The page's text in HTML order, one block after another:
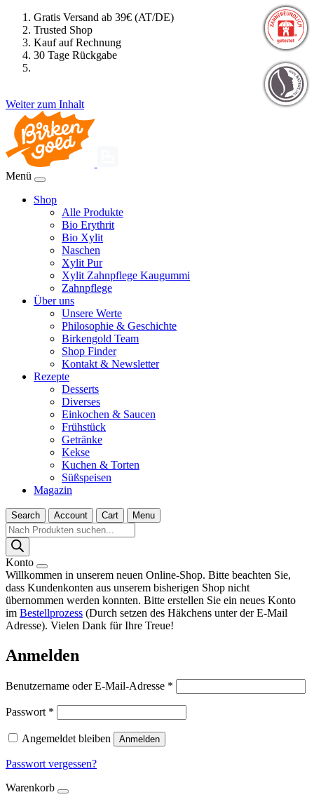
Gratis Versand ab 39€ (AT/DE)
Trusted Shop
Kauf auf Rechnung
30 Tage Rückgabe
Weiter zum Inhalt
Menü
Shop
Alle Produkte
Bio Erythrit
Bio Xylit
Naschen
Xylit Pur
Xylit Zahnpflege Kaugummi
Zahnpflege
Über uns
Unsere Werte
Philosophie & Geschichte
Birkengold Team
Shop Finder
Kontakt & Newsletter
Rezepte
Desserts
Diverses
Einkochen & Saucen
Frühstück
Getränke
Kekse
Kuchen & Torten
Süßspeisen
Magazin
Search Account Cart Menu
Products
search
Konto
Willkommen in unserem neuen Online-Shop. Bitte beachten Sie,
dass Kundenkonten aus unserem bisherigen Shop nicht
übernommen werden konnten. Bitte erstellen Sie ein neues Konto
im Bestellprozess (Durch setzen des Häkchens unter der E-Mail
Adresse). Vielen Dank für Ihre Treue!
Anmelden
Benutzername oder E-Mail-Adresse *
Passwort *
Angemeldet bleiben Anmelden
Passwort vergessen?
Warenkorb